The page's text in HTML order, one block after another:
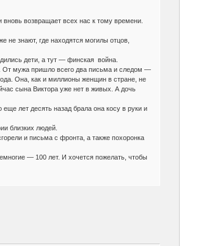
возвращает всех нас к тому времени.
знают, где находятся могилы отцов,
дети, а тут — финская война.
От мужа пришло всего два письма и следом —
Она, как и миллионы женщин в стране, не
сына Виктора уже нет в живых. А дочь
лет десять назад брала она косу в руки и
близких людей.
и письма с фронта, а также похоронка
— 100 лет. И хочется пожелать, чтобы